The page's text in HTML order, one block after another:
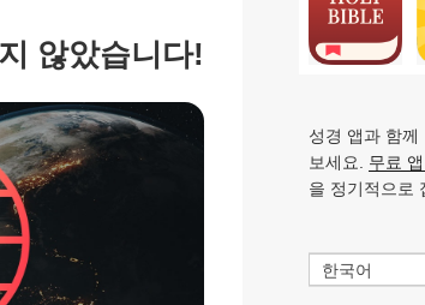
않았습니다!
성경 앱과 함
보세요. 무료
을 정기적으로
한국어